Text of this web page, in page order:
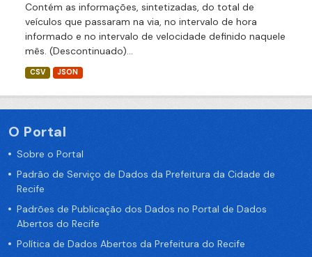
Contém as informações, sintetizadas, do total de
veículos que passaram na via, no intervalo de hora
informado e no intervalo de velocidade definido naquele
mês. (Descontinuado)...
CSV JSON
O Portal
Sobre o Portal
Padrão de Serviço de Dados da Prefeitura da Cidade de
Recife
Padrões de Publicação dos Dados no Portal de Dados
Abertos do Recife
Política de Dados Abertos da Prefeitura do Recife